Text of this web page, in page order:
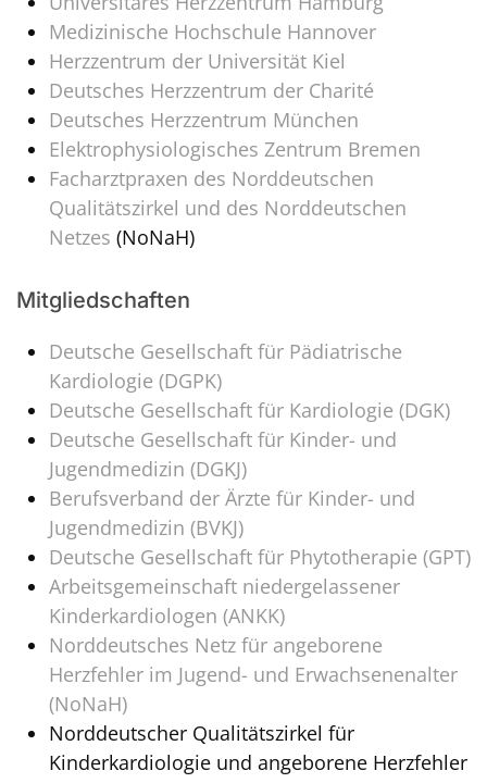
Medizinische Hochschule Hannover
Herzzentrum der Universität Kiel
Deutsches Herzzentrum der Charité
Deutsches Herzzentrum München
Elektrophysiologisches Zentrum Bremen
Facharztpraxen des Norddeutschen
Qualitätszirkel und des Norddeutschen
Netzes (NoNaH)
Mitgliedschaften
Deutsche Gesellschaft für Pädiatrische
Kardiologie (DGPK)
Deutsche Gesellschaft für Kardiologie (DGK)
Deutsche Gesellschaft für Kinder- und
Jugendmedizin (DGKJ)
Berufsverband der Ärzte für Kinder- und
Jugendmedizin (BVKJ)
Deutsche Gesellschaft für Phytotherapie (GPT)
Arbeitsgemeinschaft niedergelassener
Kinderkardiologen (ANKK)
Norddeutsches Netz für angeborene
Herzfehler im Jugend- und Erwachsenenalter
(NoNaH)
Norddeutscher Qualitätszirkel für
Kinderkardiologie und angeborene Herzfehler